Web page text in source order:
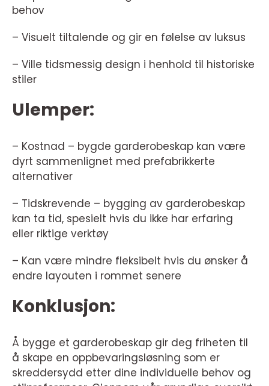
behov
– Visuelt tiltalende og gir en følelse av luksus
– Ville tidsmessig design i henhold til historiske
stiler
Ulemper:
– Kostnad – bygde garderobeskap kan være
dyrt sammenlignet med prefabrikkerte
alternativer
– Tidskrevende – bygging av garderobeskap
kan ta tid, spesielt hvis du ikke har erfaring
eller riktige verktøy
– Kan være mindre fleksibelt hvis du ønsker å
endre layouten i rommet senere
Konklusjon:
Å bygge et garderobeskap gir deg friheten til
å skape en oppbevaringsløsning som er
skreddersydd etter dine individuelle behov og